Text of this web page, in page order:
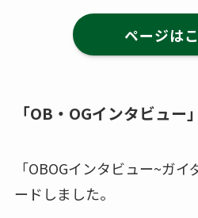
ページは
「OB・OGインタビュー
「OBOGインタビュー~ガ
ードしました。